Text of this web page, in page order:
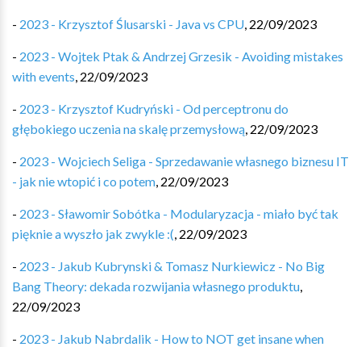
- 2023 - Krzysztof Ślusarski - Java vs CPU, 22/09/2023
- 2023 - Wojtek Ptak & Andrzej Grzesik - Avoiding mistakes
with events, 22/09/2023
- 2023 - Krzysztof Kudryński - Od perceptronu do
głębokiego uczenia na skalę przemysłową, 22/09/2023
- 2023 - Wojciech Seliga - Sprzedawanie własnego biznesu IT
- jak nie wtopić i co potem, 22/09/2023
- 2023 - Sławomir Sobótka - Modularyzacja - miało być tak
pięknie a wyszło jak zwykle :(, 22/09/2023
- 2023 - Jakub Kubrynski & Tomasz Nurkiewicz - No Big
Bang Theory: dekada rozwijania własnego produktu,
22/09/2023
- 2023 - Jakub Nabrdalik - How to NOT get insane when